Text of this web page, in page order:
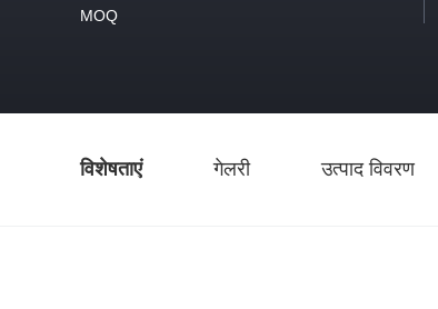
MOQ
विशेषताएं गेलरी उत्पाद विवरण